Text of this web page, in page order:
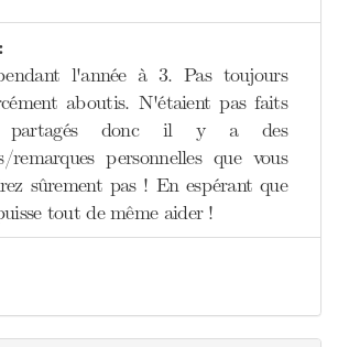
l'année à 3. Pas toujours
aboutis. N'étaient pas faits
partagés donc il y a des
remarques personnelles que vous
sûrement pas ! En espérant que
tout de même aider !